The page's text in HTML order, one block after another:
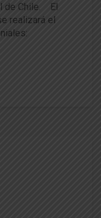
de Chile. El
realizará el